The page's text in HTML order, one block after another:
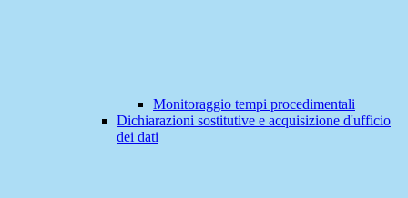
Monitoraggio tempi procedimentali
Dichiarazioni sostitutive e acquisizione d'ufficio
dei dati